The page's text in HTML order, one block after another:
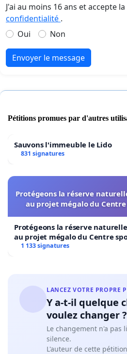
J'ai au moins 16 ans et accepte la
confidentialité .
Oui
Non
Envoyer le message
Pétitions promues par d'autres
Sauvons l'immeuble le Lido
831 signatures
Protégeons la réserve
au projet mégalo du Centre
Protégeons la réserve
au projet mégalo du Centre
1 133 signatures
LANCEZ VOTRE PROPRE
Y a-t-il quelque
voulez changer ?
Le changement n'a pas
silence.
L'auteur de cette